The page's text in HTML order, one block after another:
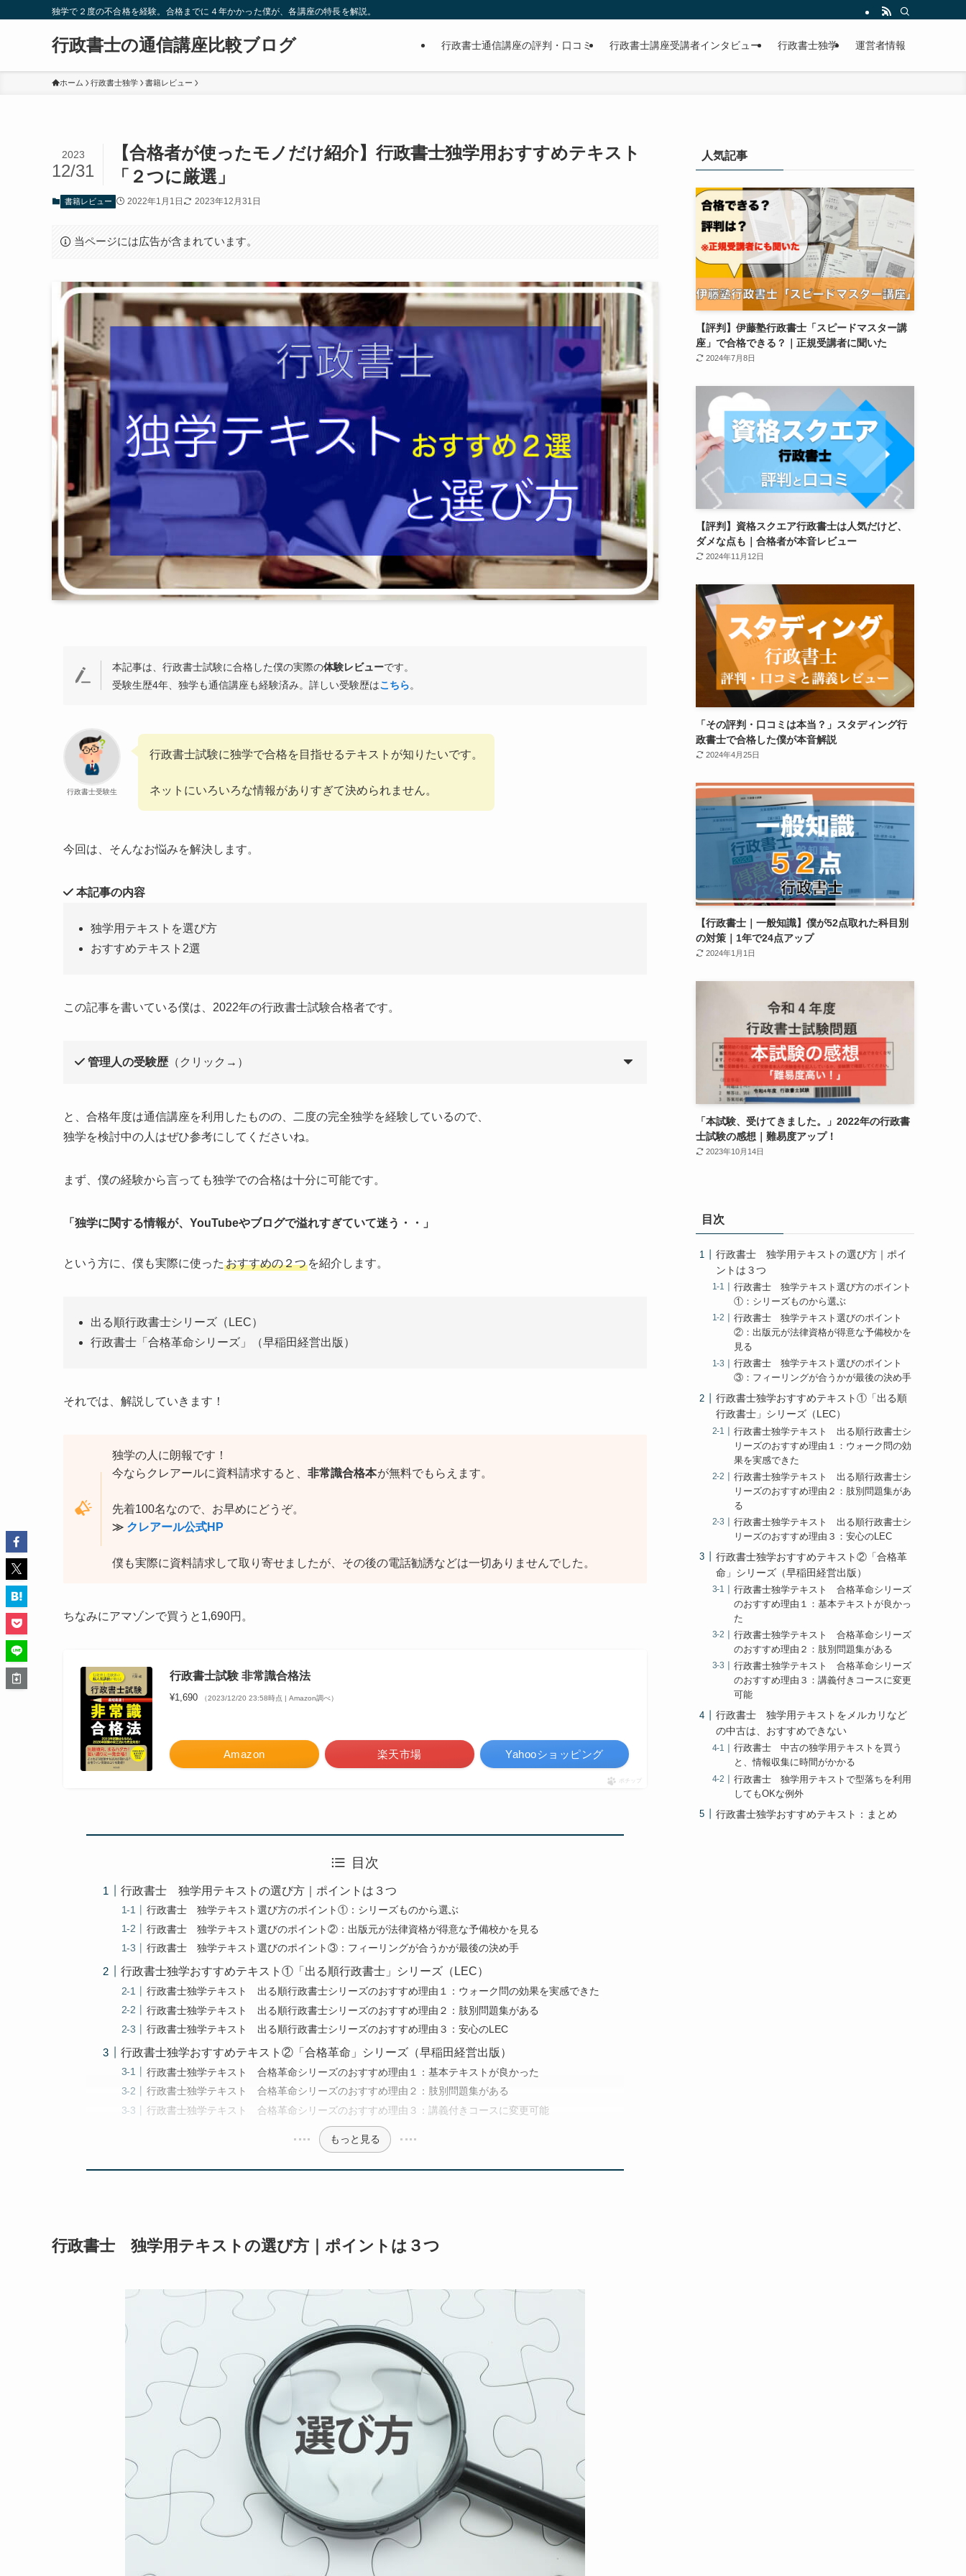
独学で２度の不合格を経験。合格までに４年かかった僕が、各講座の特長を解説。
行政書士の通信講座比較ブログ 行政書士通信講座の評判・口コミ 行政書士講座受講者インタビュー 行政書士独学 運営者情報
ホーム 行政書士独学 書籍レビュー
【合格者が使ったモノだけ紹介】行政書士独学用おすすめテキスト
「２つに厳選」
2023
12/31
書籍レビュー 2022年1月1日 2023年12月31日
当ページには広告が含まれています。
本記事は、行政書士試験に合格した僕の実際の体験レビューです。
受験生歴4年、独学も通信講座も経験済み。詳しい受験歴はこちら。
行政書士受験生
行政書士試験に独学で合格を目指せるテキストが知りたいです。
ネットにいろいろな情報がありすぎて決められません。
今回は、そんなお悩みを解決します。
本記事の内容
独学用テキストを選び方
おすすめテキスト2選
この記事を書いている僕は、2022年の行政書士試験合格者です。
管理人の受験歴 （クリック→）
と、合格年度は通信講座を利用したものの、二度の完全独学を経験しているので、
独学を検討中の人はぜひ参考にしてくださいね。
まず、僕の経験から言っても独学での合格は十分に可能です。
「独学に関する情報が、YouTubeやブログで溢れすぎていて迷う・・」
という方に、僕も実際に使った おすすめの２つ を紹介します。
出る順行政書士シリーズ（LEC）
行政書士「合格革命シリーズ」（早稲田経営出版）
それでは、解説していきます！
独学の人に朗報です！
今ならクレアールに資料請求すると、 非常識合格本が無料でもらえます。
先着100名なので、お早めにどうぞ。
≫ クレアール公式HP
僕も実際に資料請求して取り寄せましたが、その後の電話勧誘などは一切ありませんでした。
ちなみにアマゾンで買うと1,690円。
行政書士試験 非常識合格法
¥1,690 （2023/12/20 23:58時点 | Amazon調べ）
Amazon 楽天市場 Yahooショッピング
ポチップ
目次
行政書士 独学用テキストの選び方｜ポイントは３つ
行政書士 独学テキスト選び方のポイント①：シリーズものから選ぶ
行政書士 独学テキスト選びのポイント②：出版元が法律資格が得意な予備校かを見る
行政書士 独学テキスト選びのポイント③：フィーリングが合うかが最後の決め手
行政書士独学おすすめテキスト①「出る順行政書士」シリーズ（LEC）
行政書士独学テキスト 出る順行政書士シリーズのおすすめ理由１：ウォーク問の効果を実感できた
行政書士独学テキスト 出る順行政書士シリーズのおすすめ理由２：肢別問題集がある
行政書士独学テキスト 出る順行政書士シリーズのおすすめ理由３：安心のLEC
行政書士独学おすすめテキスト②「合格革命」シリーズ（早稲田経営出版）
行政書士独学テキスト 合格革命シリーズのおすすめ理由１：基本テキストが良かった
行政書士独学テキスト 合格革命シリーズのおすすめ理由２：肢別問題集がある
行政書士独学テキスト 合格革命シリーズのおすすめ理由３：講義付きコースに変更可能
もっと見る
行政書士 独学用テキストの選び方｜ポイントは３つ
人気記事
【評判】伊藤塾行政書士「スピードマスター講
座」で合格できる？｜正規受講者に聞いた
2024年7月8日
【評判】資格スクエア行政書士は人気だけど、
ダメな点も｜合格者が本音レビュー
2024年11月12日
「その評判・口コミは本当？」スタディング行
政書士で合格した僕が本音解説
2024年4月25日
【行政書士｜一般知識】僕が52点取れた科目別
の対策｜1年で24点アップ
2024年1月1日
「本試験、受けてきました。」2022年の行政書
士試験の感想｜難易度アップ！
2023年10月14日
目次
行政書士 独学用テキストの選び方｜ポイ
ントは３つ
行政書士 独学テキスト選び方のポイント
①：シリーズものから選ぶ
行政書士 独学テキスト選びのポイント
②：出版元が法律資格が得意な予備校かを
見る
行政書士 独学テキスト選びのポイント
③：フィーリングが合うかが最後の決め手
行政書士独学おすすめテキスト①「出る順
行政書士」シリーズ（LEC）
行政書士独学テキスト 出る順行政書士シ
リーズのおすすめ理由１：ウォーク問の効
果を実感できた
行政書士独学テキスト 出る順行政書士シ
リーズのおすすめ理由２：肢別問題集があ
る
行政書士独学テキスト 出る順行政書士シ
リーズのおすすめ理由３：安心のLEC
行政書士独学おすすめテキスト②「合格革
命」シリーズ（早稲田経営出版）
行政書士独学テキスト 合格革命シリーズ
のおすすめ理由１：基本テキストが良かっ
た
行政書士独学テキスト 合格革命シリーズ
のおすすめ理由２：肢別問題集がある
行政書士独学テキスト 合格革命シリーズ
のおすすめ理由３：講義付きコースに変更
可能
行政書士 独学用テキストをメルカリなど
の中古は、おすすめできない
行政書士 中古の独学用テキストを買う
と、情報収集に時間がかかる
行政書士 独学用テキストで型落ちを利用
してもOKな例外
行政書士独学おすすめテキスト：まとめ